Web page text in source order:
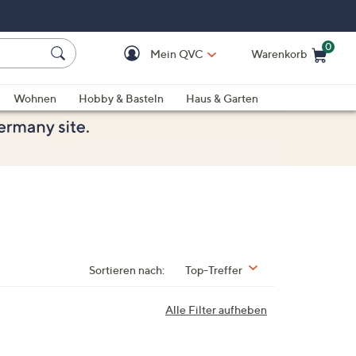
Mein QVC Warenkorb
0
Wohnen Hobby & Basteln
Haus & Garten
Sortieren nach: Top-Treffer
Alle Filter aufheben